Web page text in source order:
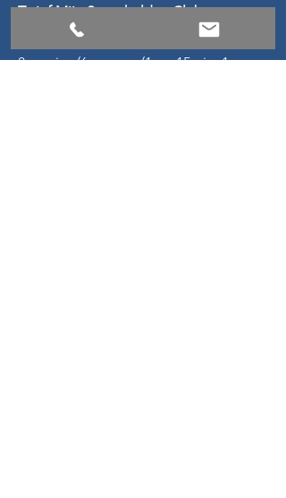
Tarief Mijn Superhelden Club
(groepstraining)
8 sessies (6x groep (1uur 15min, 1x